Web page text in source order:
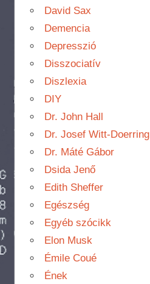
David Sax
Demencia
Depresszió
Disszociatív
Diszlexia
DIY
Dr. John Hall
Dr. Josef Witt-Doerring
Dr. Máté Gábor
Dsida Jenő
Edith Sheffer
Egészség
Egyéb szócikk
Elon Musk
Émile Coué
Ének